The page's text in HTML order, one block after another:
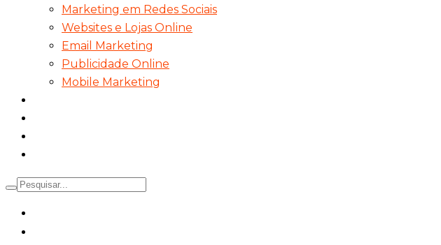
Marketing em Redes Sociais
Websites e Lojas Online
Email Marketing
Publicidade Online
Mobile Marketing